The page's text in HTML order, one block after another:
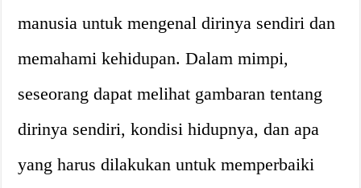
manusia untuk mengenal dirinya sendiri dan
memahami kehidupan. Dalam mimpi,
seseorang dapat melihat gambaran tentang
dirinya sendiri, kondisi hidupnya, dan apa
yang harus dilakukan untuk memperbaiki